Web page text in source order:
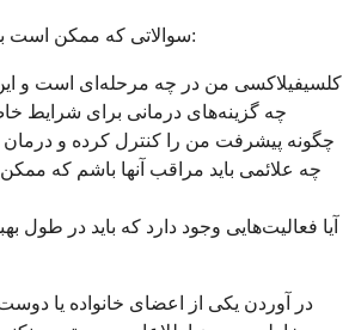
سوالاتی که ممکن است بخواهید بپرسید عبارتند از:
کلسيفیلاکسی من در چه مرحله‌ای است و
چه گزینه‌های درمانی برای شرایط
چگونه پیشرفت من را کنترل کرده و درمان
چه علائمی باید مراقب آنها باشم که
آیا فعالیت‌هایی وجود دارد که باید در طول
در آوردن یکی از اعضای خانواده یا